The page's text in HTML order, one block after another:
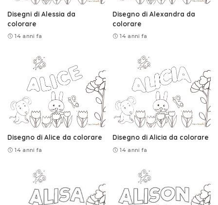
Disegni di Alessia da
colorare
14 anni fa
Disegno di Alexandra da
colorare
14 anni fa
Disegno di Alice da colorare
14 anni fa
Disegno di Alicia da colorare
14 anni fa